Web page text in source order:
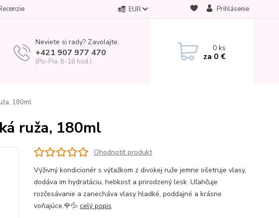
EUR Prihlásenie
Neviete si rady? Zavolajte.
+421 907 977 470
(Po-Pia, 8-18 hod.)
0ks
za 0 €
180ml
ruža, 180ml
Ohodnotiť produkt
Výživný kondicionér s výťažkom z divokej ruže jemne ošetruje vlasy,
dodáva im hydratáciu, hebkosť a prirodzený lesk. Uľahčuje
rozčesávanie a zanecháva vlasy hladké, poddajné a krásne
voňajúce.🌹💦 celý popis